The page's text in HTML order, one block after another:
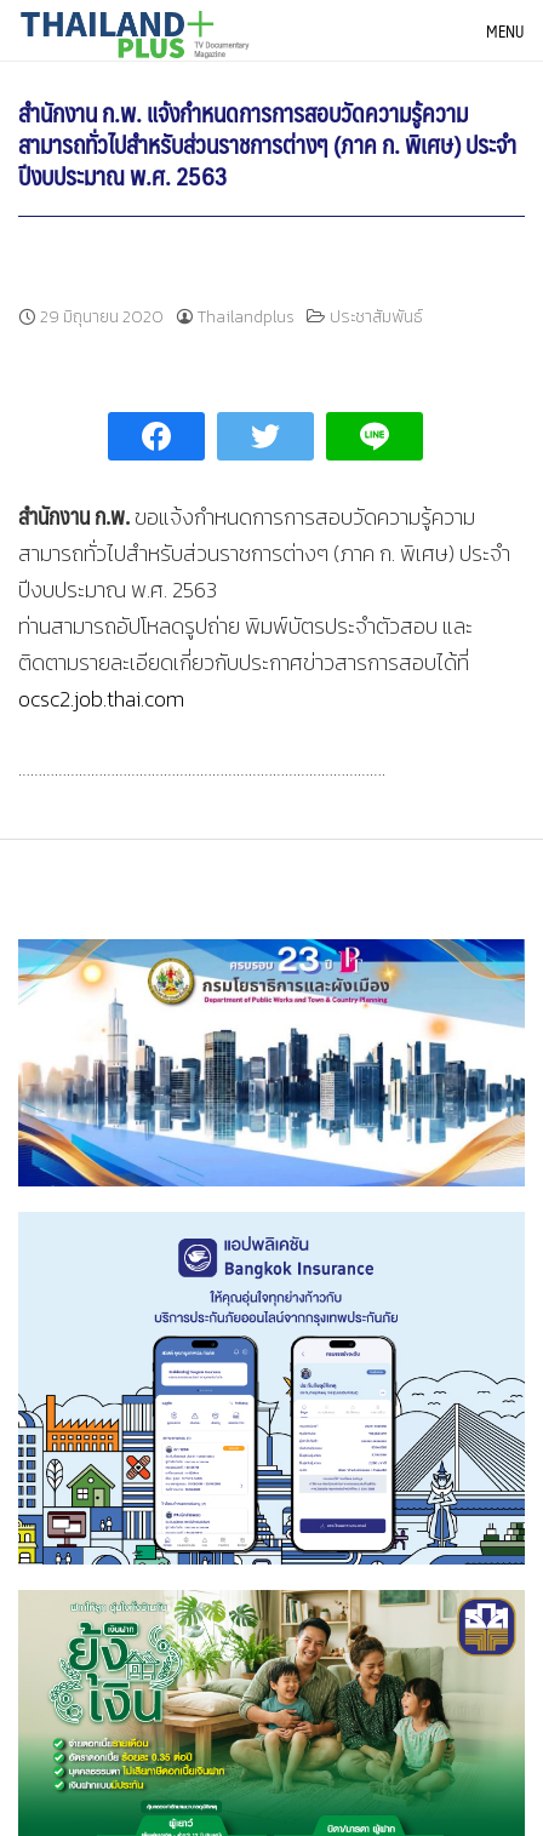
SkipTHAILANDPLUS NEWS MENU
สำนักงาน ก.พ. แจ้งกำหนดการการสอบวัดความรู้ความ
สามารถทั่วไปสำหรับส่วนราชการต่างๆ (ภาค ก. พิเศษ) ประจำ
ปีงบประมาณ พ.ศ. 2563
29 มิถุนายน 2020 Thailandplus ประชาสัมพันธ์
สำนักงาน ก.พ.ขอแจ้งกำหนดการการสอบวัดความรู้ความ
สามารถทั่วไปสำหรับส่วนราชการต่างๆ (ภาค ก. พิเศษ) ประจำ
ปีงบประมาณ พ.ศ. 2563
ท่านสามารถอัปโหลดรูปถ่าย พิมพ์บัตรประจำตัวสอบ และ
ติดตามรายละเอียดเกี่ยวกับประกาศข่าวสารการสอบได้ที่
ocsc2.job.thai.com
……………………………………………………………………………….